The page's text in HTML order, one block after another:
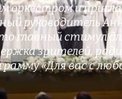
оркестром и
руководитель
главный стимул
зрителей,
«Для вас с